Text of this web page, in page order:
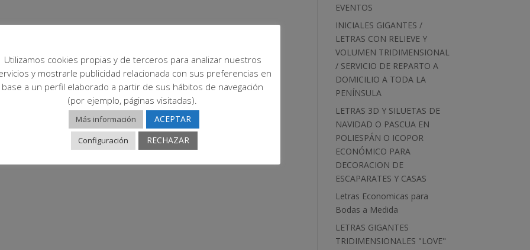
EVENTOS
INICIALES GIGANTES /
LETRAS CON RELIEVE Y
VOLUMEN TRIDIMENSIONAL
/ SERVICIO DE REPARTO A
DOMICILIO A TODA LA
PENÍNSULA
LETRAS 3D Y SILUETAS DE
NAVIDAD O PASCUA EN
POLIESPÁN O ICOPOR
ECONÓMICO PARA
DECORACION DE
ESCAPARATES Y CASAS
Letras Economicas para
Bodas a Medida
LETRAS GIGANTES
TRIDIMENSIONALES "LOVE"
Utilizamos cookies propias y de terceros para analizar nuestros
y mostrarle publicidad relacionada con sus preferencias en
base a un perfil elaborado a partir de sus hábitos de navegación
(por ejemplo, páginas visitadas).
Más información ACEPTAR
Configuración RECHAZAR